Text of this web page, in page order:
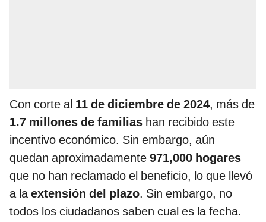
Con corte al 11 de diciembre de 2024, más de
1.7 millones de familias han recibido este
incentivo económico. Sin embargo, aún
quedan aproximadamente 971,000 hogares
que no han reclamado el beneficio, lo que llevó
a laextensión del plazo. Sin embargo, no
todos los ciudadanos saben cual es la fecha.